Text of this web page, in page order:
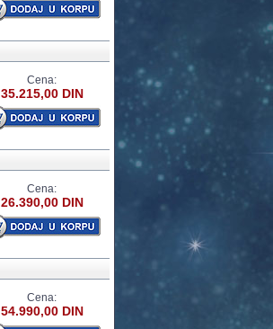
Cena:
35.215,00 DIN
Cena:
26.390,00 DIN
Cena:
54.990,00 DIN